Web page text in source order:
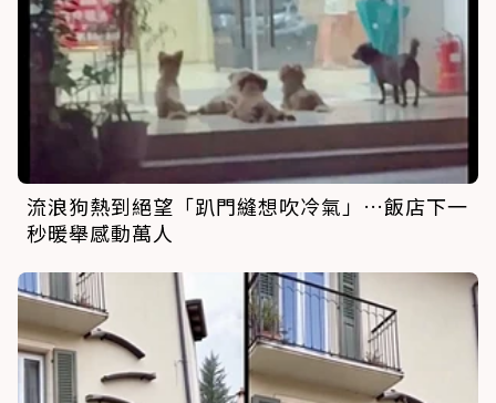
流浪狗熱到絕望「趴門縫想吹冷氣」…飯店下一
秒暖舉感動萬人